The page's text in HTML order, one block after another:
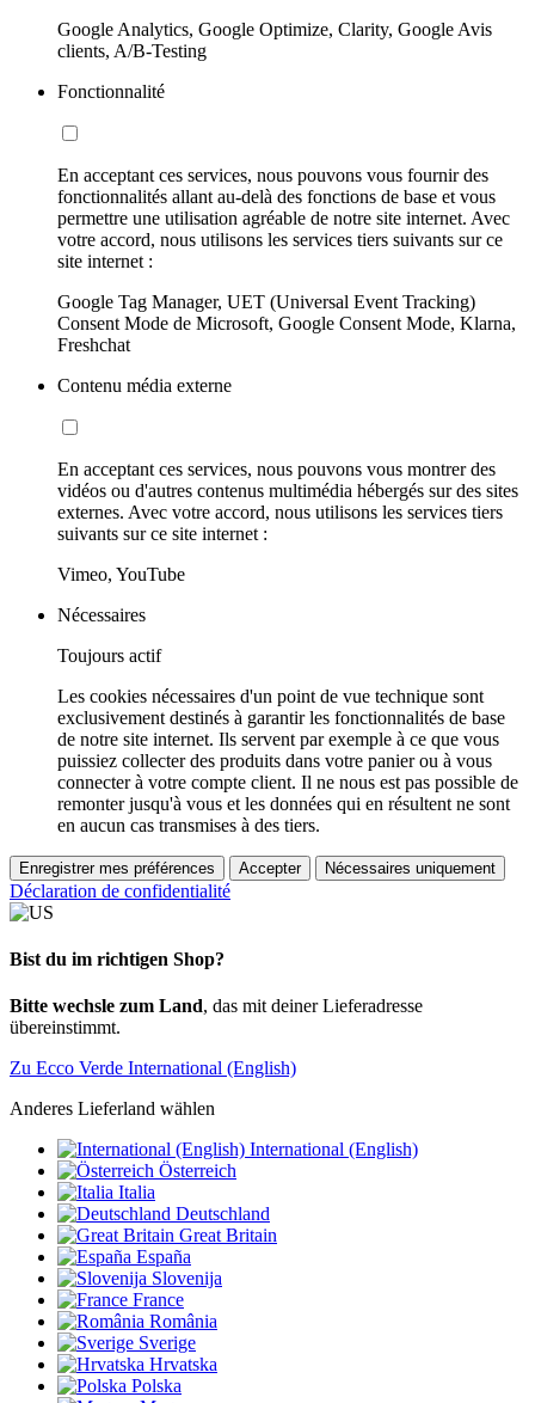
Google Analytics, Google Optimize, Clarity, Google Avis
clients, A/B-Testing
Fonctionnalité
En acceptant ces services, nous pouvons vous fournir des
fonctionnalités allant au-delà des fonctions de base et vous
permettre une utilisation agréable de notre site internet. Avec
votre accord, nous utilisons les services tiers suivants sur ce
site internet :
Google Tag Manager, UET (Universal Event Tracking)
Consent Mode de Microsoft, Google Consent Mode, Klarna,
Freshchat
Contenu média externe
En acceptant ces services, nous pouvons vous montrer des
vidéos ou d'autres contenus multimédia hébergés sur des sites
externes. Avec votre accord, nous utilisons les services tiers
suivants sur ce site internet :
Vimeo, YouTube
Nécessaires
Toujours actif
Les cookies nécessaires d'un point de vue technique sont
exclusivement destinés à garantir les fonctionnalités de base
de notre site internet. Ils servent par exemple à ce que vous
puissiez collecter des produits dans votre panier ou à vous
connecter à votre compte client. Il ne nous est pas possible de
remonter jusqu'à vous et les données qui en résultent ne sont
en aucun cas transmises à des tiers.
Enregistrer mes préférences Accepter Nécessaires uniquement
Déclaration de confidentialité
Bist du im richtigen Shop?
Bitte wechsle zum Land, das mit deiner Lieferadresse
übereinstimmt.
Zu Ecco Verde International (English)
Anderes Lieferland wählen
International (English)
Österreich
Italia
Deutschland
Great Britain
España
Slovenija
France
România
Sverige
Hrvatska
Polska